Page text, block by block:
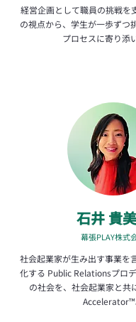
経営企画として職員の挑戦
の視点から、学生が一歩ずつ
プロセスに寄り添
石井 貴
幕張PLAY株式
社会起業家が生み出す事業を
化する Public Relationsプロ
の社会を、社会起業家と共
Accelerator™︎